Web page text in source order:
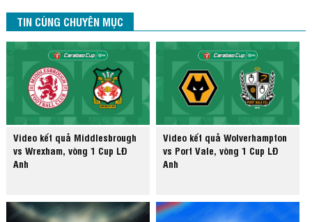
TIN CÙNG CHUYÊN MỤC
Video kết quả Middlesbrough
vs Wrexham, vòng 1 Cup LĐ
Anh
Video kết quả Wolverhampton
vs Port Vale, vòng 1 Cup LĐ
Anh